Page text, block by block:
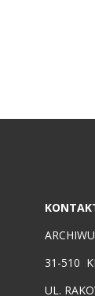
31-510
UL.